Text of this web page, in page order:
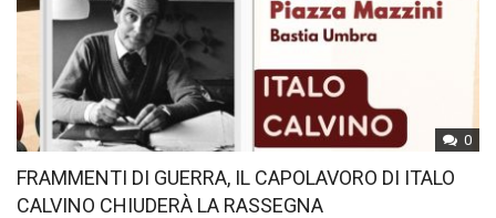
0
FRAMMENTI DI GUERRA, IL CAPOLAVORO DI ITALO
CALVINO CHIUDERÀ LA RASSEGNA